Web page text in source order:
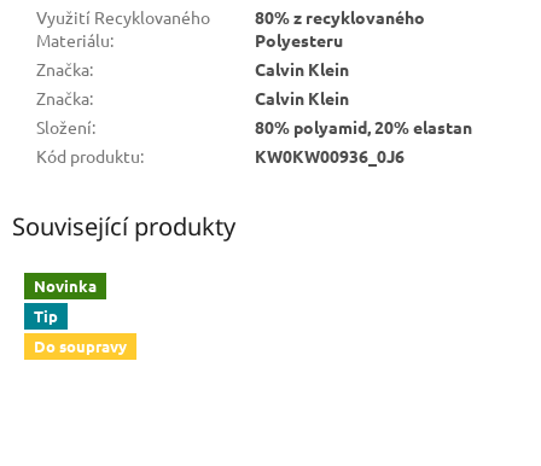
Využití Recyklovaného
Materiálu:
80% z recyklovaného
Polyesteru
Značka:
Calvin Klein
Značka:
Calvin Klein
Složení:
80% polyamid, 20% elastan
Kód produktu: KW0KW00936_0J6
Související produkty
Novinka
Tip
Do soupravy